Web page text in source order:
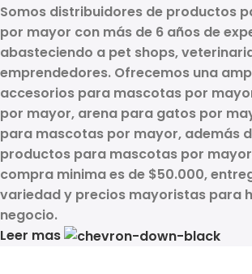
Somos distribuidores de productos
por mayor con más de 6 años de
abasteciendo a pet shops,
emprendedores. Ofrecemos una
accesorios para mascotas por
por mayor, arena para gatos por
para mascotas por mayor, además
productos para mascotas por mayor
compra minima es de $50.000,
variedad y precios mayoristas para
negocio.
Leer mas